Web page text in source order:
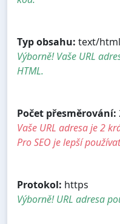
Typ obsahu: text/html
Výborně! Vaše URL
HTML.
Počet přesměrování:
Vaše URL adresa je 2
Pro SEO je lepší
Protokol: https
Výborně! URL adresa